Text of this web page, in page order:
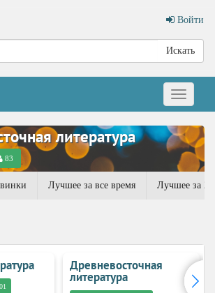
Войти
Искать
Меню
литература
83
Лучшее за все время Лучшее за
Древневосточная
литература